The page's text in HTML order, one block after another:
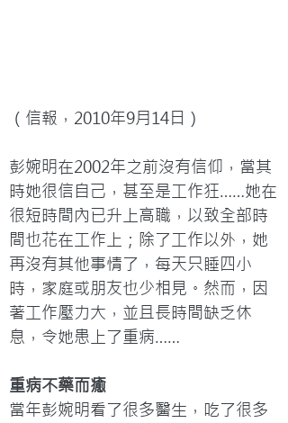
（信報，2010年9月14日）
彭婉明在2002年之前沒有信仰，當其
時她很信自己，甚至是工作狂……她在
很短時間內已升上高職，以致全部時
間也花在工作上；除了工作以外，她
再沒有其他事情了，每天只睡四小
時，家庭或朋友也少相見。然而，因
著工作壓力大，並且長時間缺乏休
息，令她患上了重病……
重病不藥而癒
當年彭婉明看了很多醫生，吃了很多